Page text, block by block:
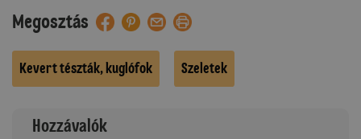
Megosztás
Kevert tészták, kuglófok Szeletek
Hozzávalók